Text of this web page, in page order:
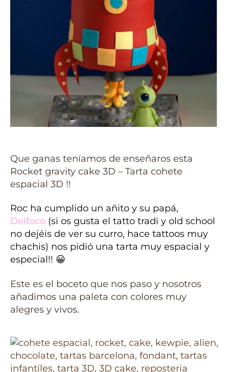
Que ganas teníamos de enseñaros esta
Rocket gravity cake 3D – Tarta cohete
espacial 3D !!
Roc ha cumplido un añito y su papá,
Delfoco (si os gusta el tatto tradi y old school
no dejéis de ver su curro, hace tattoos muy
chachis) nos pidió una tarta muy espacial y
especial!! 😀
Este es el boceto que nos paso y nosotros
añadimos una paleta con colores muy
alegres y vivos.